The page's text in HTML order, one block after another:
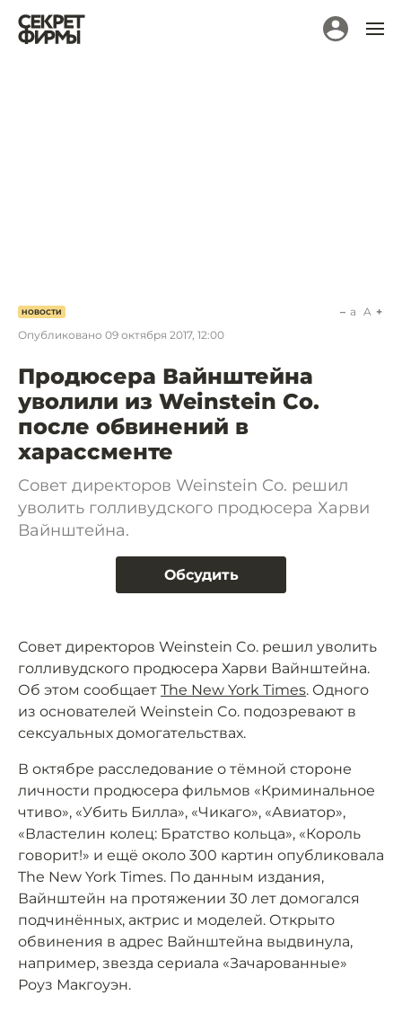
НОВОСТИ
Опубликовано 09 октября 2017, 12:00
a A
Продюсера Вайнштейна
уволили из Weinstein Co.
после обвинений в
харассменте
Совет директоров Weinstein Co. решил
уволить голливудского продюсера Харви
Вайнштейна.
Обсудить
Совет директоров Weinstein Co. решил уволить
голливудского продюсера Харви Вайнштейна.
Об этом сообщает The New York Times. Одного
из основателей Weinstein Co. подозревают в
сексуальных домогательствах.
В октябре расследование о тёмной стороне
личности продюсера фильмов «Криминальное
чтиво», «Убить Билла», «Чикаго», «Авиатор»,
«Властелин колец: Братство кольца», «Король
говорит!» и ещё около 300 картин опубликовала
The New York Times. По данным издания,
Вайнштейн на протяжении 30 лет домогался
подчинённых, актрис и моделей. Открыто
обвинения в адрес Вайнштейна выдвинула,
например, звезда сериала «Зачарованные»
Роуз Макгоуэн.